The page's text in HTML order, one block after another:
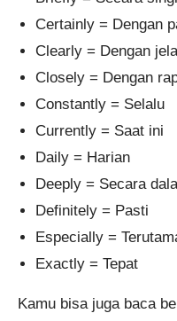
Certainly = Dengan
Clearly = Dengan
Closely = Dengan
Constantly = Selalu
Currently = Saat ini
Daily = Harian
Deeply = Secara
Definitely = Pasti
Especially =
Exactly = Tepat
Kamu bisa juga baca